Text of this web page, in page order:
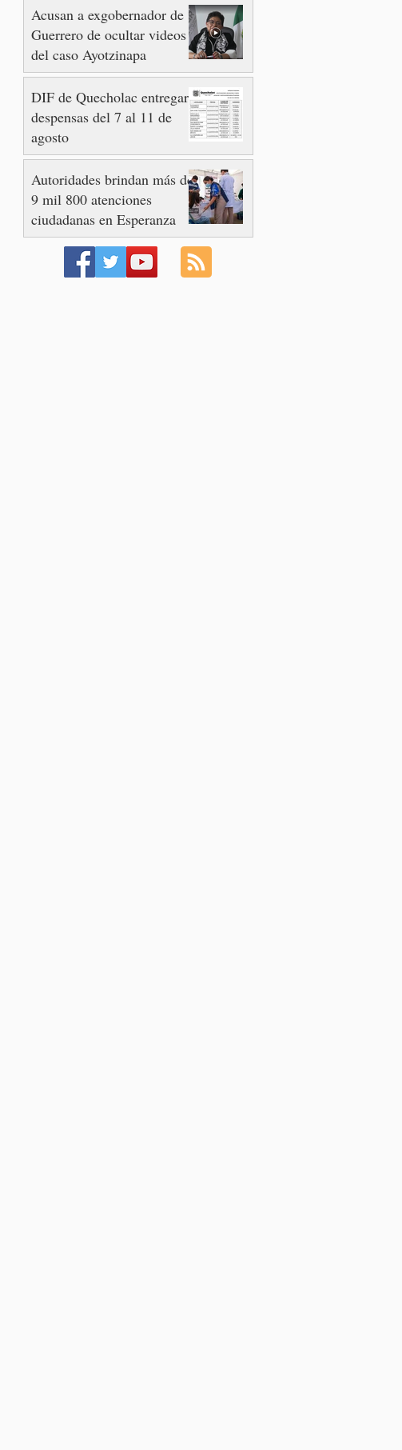
Acusan a exgobernador de
Guerrero de ocultar videos
del caso Ayotzinapa
DIF de Quecholac entregará
despensas del 7 al 11 de
agosto
Autoridades brindan más de
9 mil 800 atenciones
ciudadanas en Esperanza